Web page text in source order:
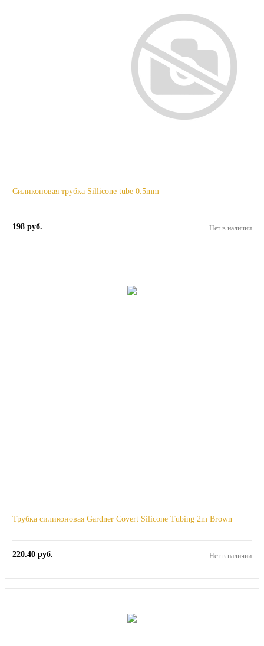
Силиконовая трубка Sillicone tube 0.5mm
198 руб. Нет в наличии
Трубка силиконовая Gardner Covert Silicone Tubing 2m Brown
220.40 руб. Нет в наличии